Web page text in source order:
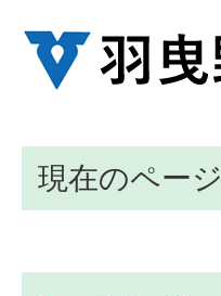
現在のページ